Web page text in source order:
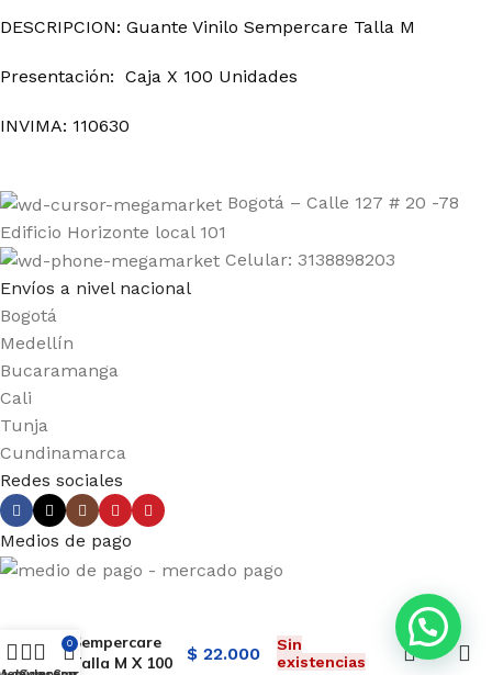
DESCRIPCION: Guante Vinilo Sempercare Talla M
Presentación: Caja X 100 Unidades
INVIMA: 110630
Bogotá – Calle 127 # 20 -78
Edificio Horizonte local 101
Celular: 3138898203
Envíos a nivel nacional
Bogotá
Medellín
Bucaramanga
Cali
Tunja
Cundinamarca
Redes sociales
Medios de pago
Sempercare
Talla M X 100
$ 22.000
Sin
existencias
0